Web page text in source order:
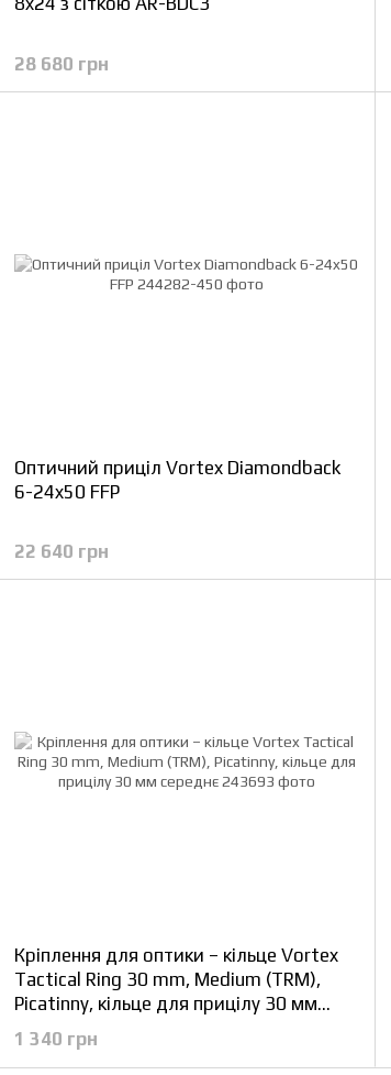
28 680 грн
Оптичний приціл Vortex Diamondback
6-24x50 FFP
22 640 грн
Кріплення для оптики – кільце Vortex
Tactical Ring 30 mm, Medium (TRM),
Picatinny, кільце для прицілу 30 мм
середнє
1 340 грн